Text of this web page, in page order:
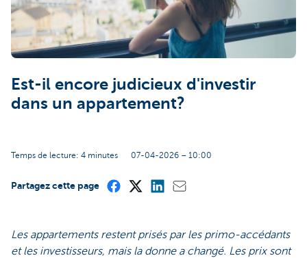
Est-il encore judicieux d'investir
dans un appartement?
Temps de lecture: 4 minutes 07-04-2026 – 10:00
Partagez cette page
Les appartements restent prisés par les primo-accédants
et les investisseurs, mais la donne a changé. Les prix sont